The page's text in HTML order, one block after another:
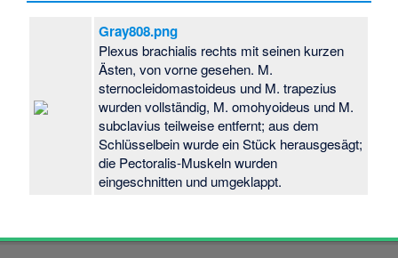
Gray808.png
Plexus brachialis rechts mit seinen kurzen
Ästen, von vorne gesehen. M.
sternocleidomastoideus und M. trapezius
wurden vollständig, M. omohyoideus und M.
subclavius teilweise entfernt; aus dem
Schlüsselbein wurde ein Stück herausgesägt;
die Pectoralis-Muskeln wurden
eingeschnitten und umgeklappt.